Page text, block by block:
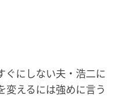
ぐにしない夫・浩二に
変えるには強めに言う